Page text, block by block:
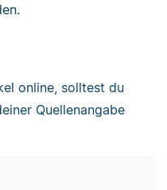
online, solltest du
Quellenangabe